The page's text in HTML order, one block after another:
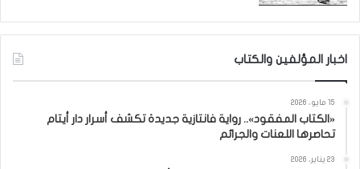
اخبار المؤلفين والكتاب
15 مايو، 2026
«الكتاب المفقود».. رواية فانتازية جديدة تكشف أسرار دار أيتام
تحاصرها اللعنات والجرائم
23 يناير، 2026